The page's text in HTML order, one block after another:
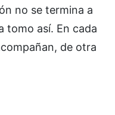
no se termina a
tomo así. En cada
de otra